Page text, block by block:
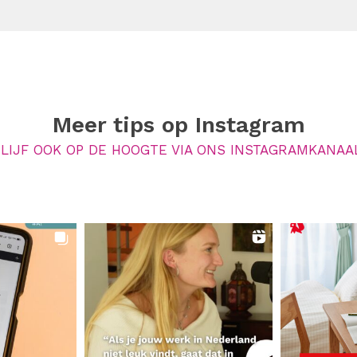
Meer tips op Instagram
OOK OP DE HOOGTE VIA ONS